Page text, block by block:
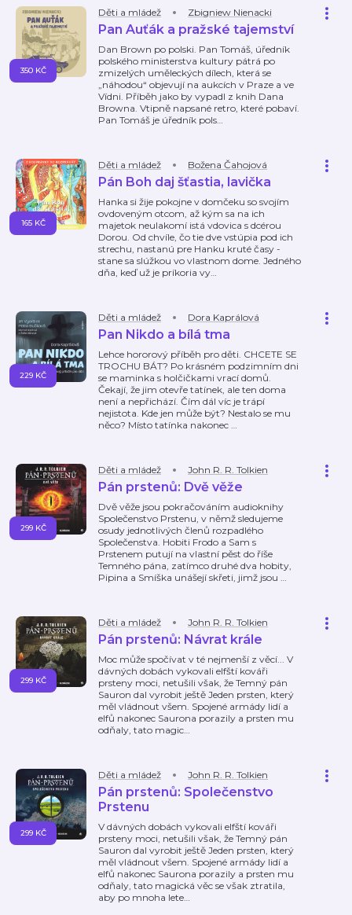
Děti a mládež Zbigniew Nienacki
Pan Auťák a pražské tajemství
Dan Brown po polski. Pan Tomáš, úředník
polského ministerstva kultury pátrá po
zmizelých uměleckých dílech, která se
„náhodou“ objevují na aukcích v Praze a ve
Vídni. Příběh jako by vypadl z knih Dana
Browna. Vtipně napsané retro, které pobaví.
Pan Tomáš je úředník pols…
350 KČ
Děti a mládež Božena Čahojová
Pán Boh daj šťastia, lavička
Hanka si žije pokojne v domčeku so svojím
ovdoveným otcom, až kým sa na ich
majetok neulakomí istá vdovica s dcérou
Dorou. Od chvíle, čo tie dve vstúpia pod ich
strechu, nastanú pre Hanku kruté časy -
stane sa slúžkou vo vlastnom dome. Jedného
dňa, keď už je príkoria vy…
165 KČ
Děti a mládež Dora Kaprálová
Pan Nikdo a bílá tma
Lehce hororový příběh pro děti. CHCETE SE
TROCHU BÁT? Po krásném podzimním dni
se maminka s holčičkami vrací domů.
Čekají, že jim otevře tatínek, ale ten doma
není a nepřichází. Čím dál víc je trápí
nejistota. Kde jen může být? Nestalo se mu
něco? Místo tatínka nakonec …
229 KČ
Děti a mládež John R. R. Tolkien
Pán prstenů: Dvě věže
Dvě věže jsou pokračováním audioknihy
Společenstvo Prstenu, v němž sledujeme
osudy jednotlivých členů rozpadlého
Společenstva. Hobiti Frodo a Sam s
Prstenem putují na vlastní pěst do říše
Temného pána, zatímco druhé dva hobity,
Pipina a Smíška unášejí skřeti, jimž jsou …
299 KČ
Děti a mládež John R. R. Tolkien
Pán prstenů: Návrat krále
Moc může spočívat v té nejmenší z věcí... V
dávných dobách vykovali elfští kováři
prsteny moci, netušili však, že Temný pán
Sauron dal vyrobit ještě Jeden prsten, který
měl vládnout všem. Spojené armády lidí a
elfů nakonec Saurona porazily a prsten mu
odňaly, tato magic…
299 KČ
Děti a mládež John R. R. Tolkien
Pán prstenů: Společenstvo
Prstenu
V dávných dobách vykovali elfští kováři
prsteny moci, netušili však, že Temný pán
Sauron dal vyrobit ještě Jeden prsten, který
měl vládnout všem. Spojené armády lidí a
elfů nakonec Saurona porazily a prsten mu
odňaly, tato magická věc se však ztratila,
aby po mnoha lete…
299 KČ